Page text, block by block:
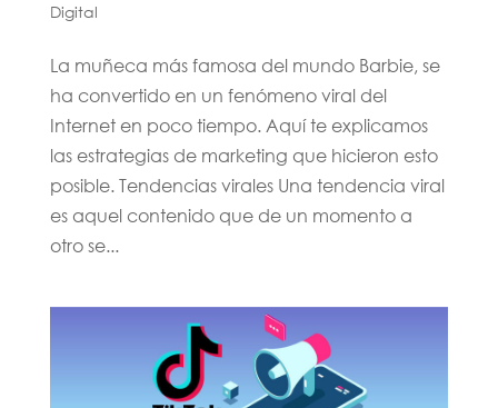
Digital
La muñeca más famosa del mundo Barbie, se
ha convertido en un fenómeno viral del
Internet en poco tiempo. Aquí te explicamos
las estrategias de marketing que hicieron esto
posible. Tendencias virales Una tendencia viral
es aquel contenido que de un momento a
otro se...